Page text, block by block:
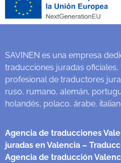
SAVINEN es una empresa
traducciones juradas
profesional de traductores
ruso, rumano, alemán,
holandés, polaco, árabe,
Agencia de traducciones
juradas en Valencia –
Agencia de traducción